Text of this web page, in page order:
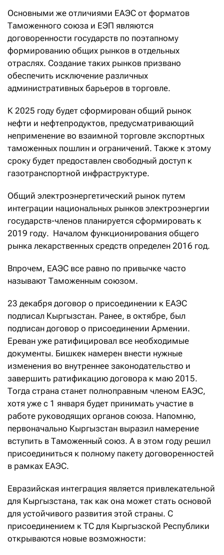
Основными же отличиями ЕАЭС от форматов
Таможенного союза и ЕЭП являются
договоренности государств по поэтапному
формированию общих рынков в отдельных
отраслях. Создание таких рынков призвано
обеспечить исключение различных
административных барьеров в торговле.
К 2025 году будет сформирован общий рынок
нефти и нефтепродуктов, предусматривающий
неприменение во взаимной торговле экспортных
таможенных пошлин и ограничений. Также к этому
сроку будет предоставлен свободный доступ к
газотранспортной инфраструктуре.
Общий электроэнергетический рынок путем
интеграции национальных рынков электроэнергии
государств-членов планируется сформировать к
2019 году. Началом функционирования общего
рынка лекарственных средств определен 2016 год.
Впрочем, ЕАЭС все равно по привычке часто
называют Таможенным союзом.
23 декабря договор о присоединении к ЕАЭС
подписал Кыргызстан. Ранее, в октябре, был
подписан договор о присоединении Армении.
Ереван уже ратифицировал все необходимые
документы. Бишкек намерен внести нужные
изменения во внутреннее законодательство и
завершить ратификацию договора к маю 2015.
Тогда страна станет полноправным членом ЕАЭС,
хотя уже с 1 января будет принимать участие в
работе руководящих органов союза. Напомню,
первоначально Кыргызстан выразил намерение
вступить в Таможенный союз. А в этом году решил
присоединиться к полному пакету договоренностей
в рамках ЕАЭС.
Евразийская интеграция является привлекательной
для Кыргызстана, так как она может стать основой
для устойчивого развития этой страны. С
присоединением к ТС для Кыргызской Республики
открываются новые возможности: